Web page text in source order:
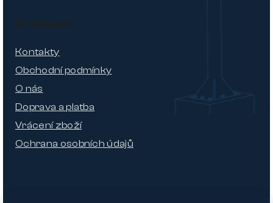
O nákupu
Kontakty
Obchodní podmínky
O nás
Doprava a platba
Vrácení zboží
Ochrana osobních údajů